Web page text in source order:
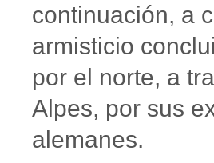
continuación, a
armisticio
por el norte, a
Alpes, por sus
alemanes.